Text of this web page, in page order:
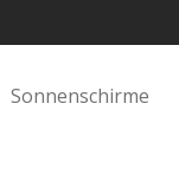
Sonnenschirme